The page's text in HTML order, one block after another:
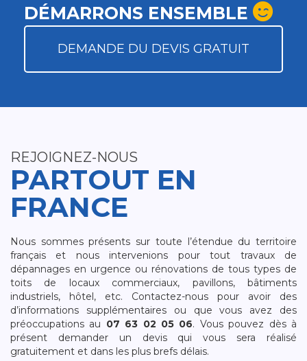
DÉMARRONS ENSEMBLE
DEMANDE DU DEVIS GRATUIT
REJOIGNEZ-NOUS
PARTOUT EN
FRANCE
Nous sommes présents sur toute l’étendue du territoire
français et nous intervenions pour tout travaux de
dépannages en urgence ou rénovations de tous types de
toits de locaux commerciaux, pavillons, bâtiments
industriels, hôtel, etc. Contactez-nous pour avoir des
d’informations supplémentaires ou que vous avez des
préoccupations au 07 63 02 05 06. Vous pouvez dès à
présent demander un devis qui vous sera réalisé
gratuitement et dans les plus brefs délais.